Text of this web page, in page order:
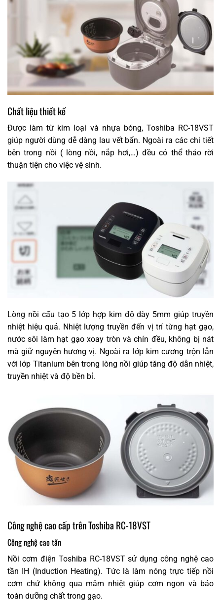
Chất liệu thiết kế
Được làm từ kim loại và nhựa bóng, Toshiba RC-18VST
giúp người dùng dễ dàng lau vết bẩn. Ngoài ra các chi tiết
bên trong nồi ( lòng nồi, nắp hơi,…) đều có thể tháo rời
thuận tiện cho việc vệ sinh.
Lòng nồi cấu tạo 5 lớp hợp kim độ dày 5mm giúp truyền
nhiệt hiệu quả. Nhiệt lượng truyền đến vị trí từng hạt gạo,
nước sôi làm hạt gạo xoay tròn và chín đều, không bị nát
mà giữ nguyên hương vị. Ngoài ra lớp kim cương trộn lẫn
với lớp Titanium bên trong lòng nồi giúp tăng độ dẫn nhiệt,
truyền nhiệt và độ bền bỉ.
Công nghệ cao cấp trên Toshiba RC-18VST
Công nghệ cao tần
Nồi cơm điện Toshiba RC-18VST sử dụng công nghệ cao
tần IH (Induction Heating). Tức là làm nóng trực tiếp nồi
cơm chứ không qua mâm nhiệt giúp cơm ngon và bảo
toàn dưỡng chất trong gạo.